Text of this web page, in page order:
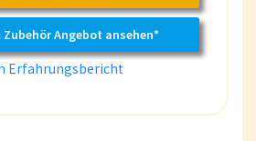
Zubehör Angebot ansehen*
Erfahrungsbericht